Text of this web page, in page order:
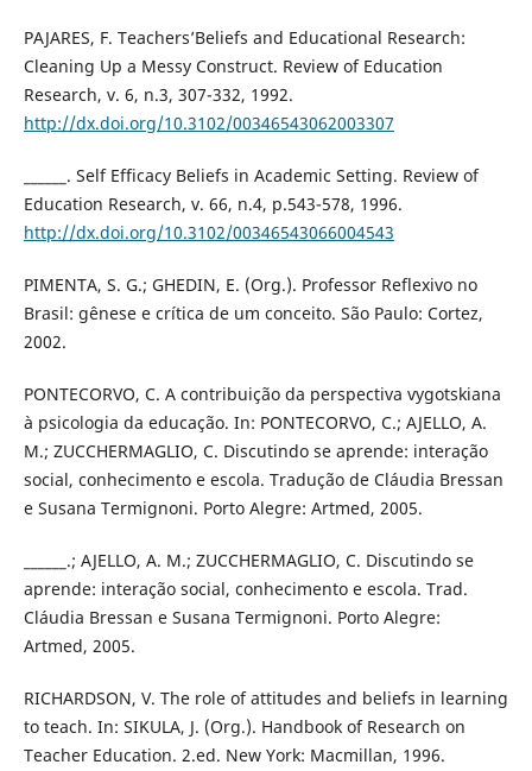
PAJARES, F. Teachers’Beliefs and Educational Research:
Cleaning Up a Messy Construct. Review of Education
Research, v. 6, n.3, 307-332, 1992.
http://dx.doi.org/10.3102/00346543062003307
______. Self Efficacy Beliefs in Academic Setting. Review of
Education Research, v. 66, n.4, p.543-578, 1996.
http://dx.doi.org/10.3102/00346543066004543
PIMENTA, S. G.; GHEDIN, E. (Org.). Professor Reflexivo no
Brasil: gênese e crítica de um conceito. São Paulo: Cortez,
2002.
PONTECORVO, C. A contribuição da perspectiva vygotskiana
à psicologia da educação. In: PONTECORVO, C.; AJELLO, A.
M.; ZUCCHERMAGLIO, C. Discutindo se aprende: interação
social, conhecimento e escola. Tradução de Cláudia Bressan
e Susana Termignoni. Porto Alegre: Artmed, 2005.
______.; AJELLO, A. M.; ZUCCHERMAGLIO, C. Discutindo se
aprende: interação social, conhecimento e escola. Trad.
Cláudia Bressan e Susana Termignoni. Porto Alegre:
Artmed, 2005.
RICHARDSON, V. The role of attitudes and beliefs in learning
to teach. In: SIKULA, J. (Org.). Handbook of Research on
Teacher Education. 2.ed. New York: Macmillan, 1996.